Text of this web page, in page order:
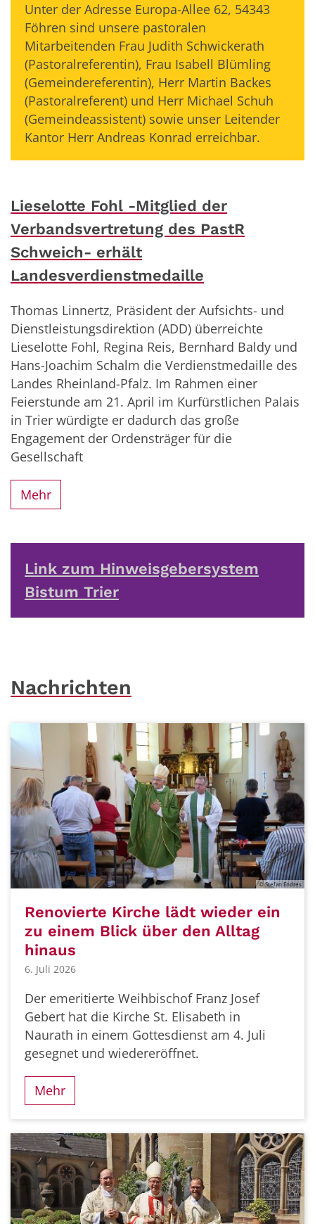
Unter der Adresse Europa-Allee 62, 54343
Föhren sind unsere pastoralen
Mitarbeitenden Frau Judith Schwickerath
(Pastoralreferentin), Frau Isabell Blümling
(Gemeindereferentin), Herr Martin Backes
(Pastoralreferent) und Herr Michael Schuh
(Gemeindeassistent) sowie unser Leitender
Kantor Herr Andreas Konrad erreichbar.
Lieselotte Fohl -Mitglied der
Verbandsvertretung des PastR
Schweich- erhält
Landesverdienstmedaille
Thomas Linnertz, Präsident der Aufsichts- und
Dienstleistungsdirektion (ADD) überreichte
Lieselotte Fohl, Regina Reis, Bernhard Baldy und
Hans-Joachim Schalm die Verdienstmedaille des
Landes Rheinland-Pfalz. Im Rahmen einer
Feierstunde am 21. April im Kurfürstlichen Palais
in Trier würdigte er dadurch das große
Engagement der Ordensträger für die
Gesellschaft
Mehr
Link zum Hinweisgebersystem
Bistum Trier
Nachrichten
© Stefan Endres
Renovierte Kirche lädt wieder ein
zu einem Blick über den Alltag
hinaus
6. Juli 2026
Der emeritierte Weihbischof Franz Josef
Gebert hat die Kirche St. Elisabeth in
Naurath in einem Gottesdienst am 4. Juli
gesegnet und wiedereröffnet.
Mehr